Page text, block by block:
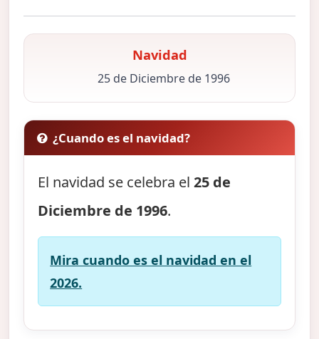
Navidad
25 de Diciembre de 1996
¿Cuando es el navidad?
El navidad se celebra el25 de
Diciembre de 1996.
Mira cuando es el navidad en el
2026.